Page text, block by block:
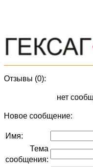
Отзывы (0):
нет
Новое сообщение:
Имя:
Тема
сообщения: